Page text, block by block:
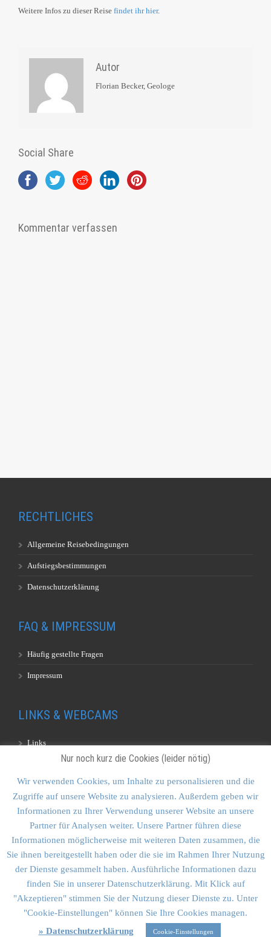
Weitere Infos zu dieser Reise findet ihr hier.
Autor
Florian Becker, Geologe
Social Share
Kommentar verfassen
RECHTLICHES
Allgemeine Reisebedingungen
Aufstiegsbestimmungen
Datenschutzerklärung
FAQ & IMPRESSUM
Häufig gestellte Fragen
Impressum
LINKS & WEBCAMS
Links
KONTAKT & SITEMAP
Kontakt
Sitemap
Vulkankultour-BUFF®
Nur noch kurz die Cookies (leider nötig)
Wir verwenden Cookies, um Inhalte zu personalisieren und die
Zugriffe auf unsere Website zu analysieren. Außerdem geben wir
Informationen zu Ihrer Verwendung unserer Website an unsere
Partner für Analysen weiter. Unsere Partner führen diese
Informationen möglicherweise mit weiteren Daten zusammen, die
Sie ihnen bereitgestellt haben oder die sie im Rahmen Ihrer Nutzung
der Dienste gesammelt haben. Ausführliche Informationen dazu
finden Sie in unserer Datenschutzerklärung. Mit Klick auf
"Akzeptieren" stimmen Sie der Nutzung dieser Dienste zu. Unter
"Cookie-Einstellungen" können Sie Ihre Cookies managen.
» Datenschutzerklärung
Cookie-Einstellungen